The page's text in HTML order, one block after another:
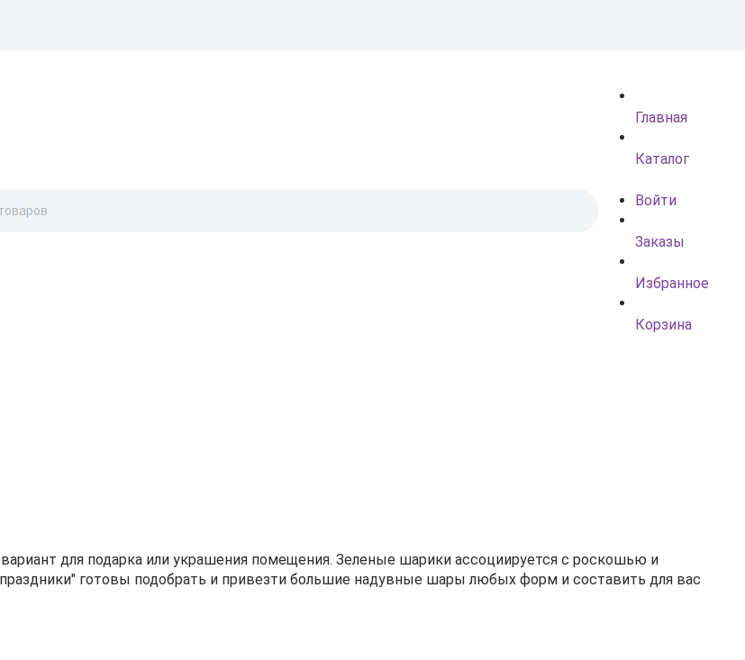
Главная
Каталог
Войти
Заказы
Избранное
Корзина
помещения. Зеленые шарики ассоциируется с роскошью и
готовы подобрать и привезти большие надувные шары любых форм и составить для вас